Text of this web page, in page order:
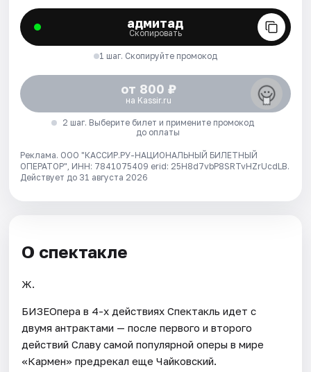
адмитад
Скопировать
1 шаг. Скопируйте промокод
от 800 ₽
на Kassir.ru
2 шаг. Выберите билет и примените промокод
до оплаты
Реклама. ООО "КАССИР.РУ-НАЦИОНАЛЬНЫЙ БИЛЕТНЫЙ
ОПЕРАТОР", ИНН: 7841075409 erid: 25H8d7vbP8SRTvHZrUcdLB.
Действует до 31 августа 2026
О спектакле
Ж.
БИЗЕОпера в 4-х действиях Спектакль идет с
двумя антрактами — после первого и второго
действий Славу самой популярной оперы в мире
«Кармен» предрекал еще Чайковский.